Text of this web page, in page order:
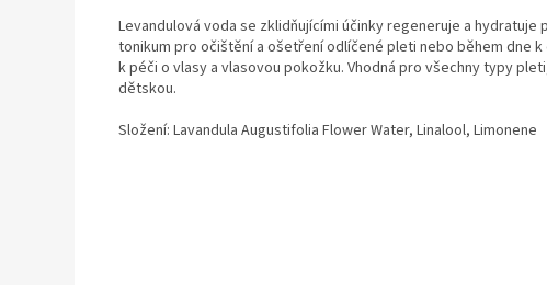
Levandulová voda se zklidňujícími účinky regeneruje a hydratuje
tonikum pro očištění a ošetření odlíčené pleti nebo během dne k
k péči o vlasy a vlasovou pokožku. Vhodná pro všechny typy
dětskou.
Složení: Lavandula Augustifolia Flower Water, Linalool, Limonene